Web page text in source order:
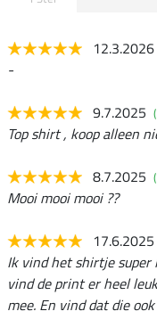
12.3.2026
-
9.7.2025
Top shirt , koop alleen
8.7.2025
Mooi mooi mooi ??
17.6.2025
Ik vind het shirtje
vind de print er heel
mee. En vind dat die